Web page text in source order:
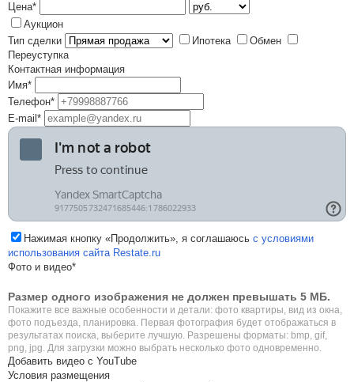
Цена*
Аукцион
Тип сделки
Ипотека
Обмен
Переуступка
Контактная информация
Имя*
Телефон*
E-mail*
Нажимая кнопку «Продолжить», я соглашаюсь с условиями
использования сайта Restate.ru
Фото и видео*
Размер одного изображения не должен превышать 5 МБ.
Покажите все важные особенности и детали: фото квартиры, вид из окна,
фото подъезда, планировка. Первая фотография будет отображаться в
результатах поиска, выберите лучшую. Разрешены форматы: bmp, gif,
png, jpg. Для загрузки можно выбрать несколько фото одновременно.
Добавить видео с YouTube
Условия размещения